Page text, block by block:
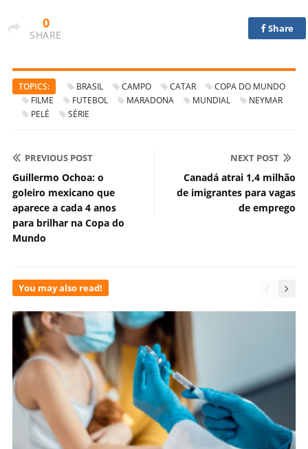
0
SHARE
Share
TOPICS: BRASIL CAMPO CATAR
COPA DO MUNDO
FILME
FUTEBOL MARADONA MUNDIAL
NEYMAR
PELÉ
SÉRIE
PREVIOUS POST
Guillermo Ochoa: o
goleiro mexicano que
aparece a cada 4 anos
para brilhar na Copa do
Mundo
NEXT POST
Canadá atrai 1,4 milhão
de imigrantes para vagas
de emprego
You may also read!